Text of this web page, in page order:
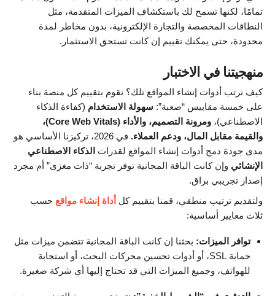
تمامًا، لكنها تسمح لك باستكشاف الميزات المتقدمة، مثل
النطاقات المخصصة والتجارة الإلكترونية، بدون مخاطر لمدة
محدودة، حتى يمكنك تقييم إن كانت تستحق الاستثمار.
منهجيتنا في الاختبار
كيف نرتب أدوات إنشاء المواقع تلك؟ نقوم بتقييم كل منصة بناء
على خمسة مقاييس “صعبة”: سهولة الاستخدام (كفاءة الذكاء
الاصطناعي)،
ومرونة التصميم، والأداء (Core Web Vitals)،
والقيمة مقابل المال، ودعم العملاء.
في 2026، تركيزنا الأساسي هو
مدى جودة دمج أدوات إنشاء المواقع لقدرات الذكاء الاصطناعي
الإنشائي وإن كانت الباقة المجانية توفر تجربة “ذات مغزى” أم مجرد
إصدار تجريبي براق.
ولتقديم ترتيب منطقي، قمنا بتقييم كل أداة إنشاء مواقع حسب
ثلاث معايير أساسية:
توافر الميزات: بحثنا إن كانت الباقة المجانية تتضمن ميزات مثل
حماية SSL، أو أدوات تحسين محركات البحث، أو استجابة
للهواتف، وجميع الميزات التي قد تحتاج إليها أي شركة صغيرة.